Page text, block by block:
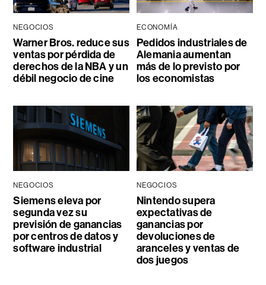
NEGOCIOS
Warner Bros. reduce sus
ventas por pérdida de
derechos de la NBA y un
débil negocio de cine
ECONOMÍA
Pedidos industriales de
Alemania aumentan
más de lo previsto por
los economistas
NEGOCIOS
Siemens eleva por
segunda vez su
previsión de ganancias
por centros de datos y
software industrial
NEGOCIOS
Nintendo supera
expectativas de
ganancias por
devoluciones de
aranceles y ventas de
dos juegos